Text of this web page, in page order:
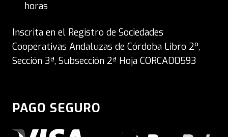
horas
Inscrita en el Registro de Sociedades
Cooperativas Andaluzas de Córdoba Libro 2º,
Sección 3ª, Subsección 2ª Hoja CORCA00593
PAGO SEGURO